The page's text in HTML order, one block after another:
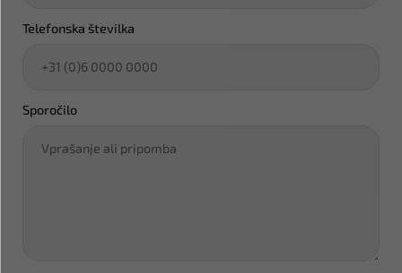
Telefonska številka
Sporočilo